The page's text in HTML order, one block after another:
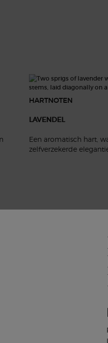
HARTNOTEN
LAVENDEL
Een aromatisch hart,
zelfverzekerde
OOK LEUK